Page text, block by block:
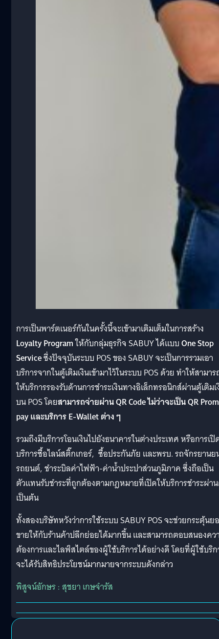
การเป็นพาร์ตเนอร์กันในครั้งนี้จะเข้ามาเติมเต็มในการสร้าง
Loyalty Programให้กับกลุ่มธุรกิจ SABUY ได้แบบOne Stop
Serviceซึ่งปัจจุบันระบบ POS ของ SABUY จะเป็นการรวมเอา
บริการจากในตู้เติมเงินเข้ามาไว้ในระบบ POS ด้วย ทำให้สามา
ให้บริการรองรับด้านการชำระเงินทางอิเล็กทรอนิกส์ผ่านตู้เติม
บน POS โดยสามารถจ่ายผ่าน QR Code ไม่ว่าจะเป็น QR
pay และบริการ E-Wallet ต่าง ๆ
รวมถึงมีบริการโอนเงินไปยังธนาคารในต่างประเทศ หรือการเปิ
บริการซื้อไลน์สติ๊กเกอร์, ซื้อประกันภัย และพรบ. รถจักรยาน
รถยนต์, ชำระบิลค่าไฟฟ้า-ค่าน้ำประปาส่วนภูมิภาค ซึ่งถือเป็น
ตัวแทนรับชำระที่ถูกต้องตามกฎหมายที่เปิดให้บริการชำระผ่า
เป็นต้น
ทั้งสองบริษัทหวังว่าการใช้ระบบ SABUY POS จะช่วยกระตุ้นย
ขายให้กับร้านค้าปลีกย่อยได้มากขึ้น และสามารถตอบสนองคว
ต้องการและไลฟ์สไตล์ของผู้ใช้บริการได้อย่างดี โดยที่ผู้ใช้บริก
จะได้รับสิทธิประโยชน์มากมายจากระบบดังกล่าว
พิสูจน์อักษร : สุชยา เกษจำรัส